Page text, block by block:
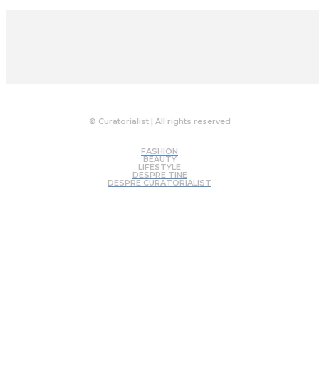
© Curatorialist | All rights reserved
FASHION
BEAUTY
LIFESTYLE
DESPRE TINE
DESPRE CURATORIALIST